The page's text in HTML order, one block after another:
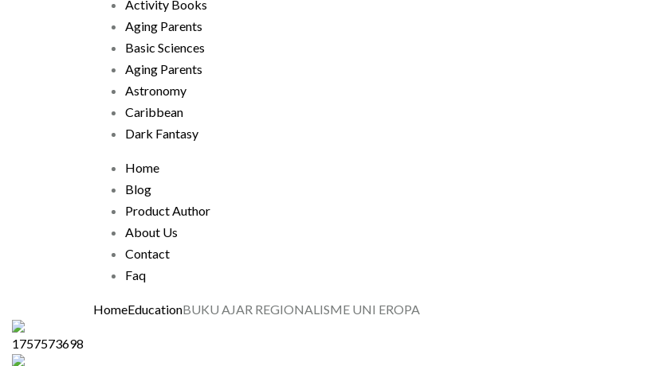
Activity Books
Aging Parents
Basic Sciences
Aging Parents
Astronomy
Caribbean
Dark Fantasy
Home
Blog
Product Author
About Us
Contact
Faq
HomeEducationBUKU AJAR REGIONALISME UNI EROPA